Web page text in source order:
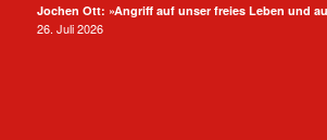
Jochen Ott: »Angriff auf unser freies Leben und
26. Juli 2026